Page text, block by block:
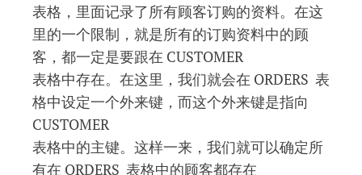
表格，里面记录了所有顾客订购的资料。在这
里的一个限制，就是所有的订购资料中的顾
客，都一定是要跟在 CUSTOMER
表格中存在。在这里，我们就会在 ORDERS 表
格中设定一个外来键，而这个外来键是指向
CUSTOMER
表格中的主键。这样一来，我们就可以确定所
有在 ORDERS 表格中的顾客都存在